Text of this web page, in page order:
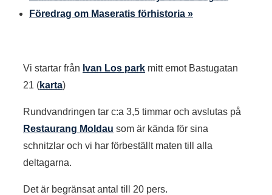
Föredrag om Maseratis förhistoria »
Vi startar från Ivan Los park mitt emot Bastugatan
21 (karta)
Rundvandringen tar c:a 3,5 timmar och avslutas på
Restaurang Moldau som är kända för sina
schnitzlar och vi har förbeställt maten till alla
deltagarna.
Det är begränsat antal till 20 pers.